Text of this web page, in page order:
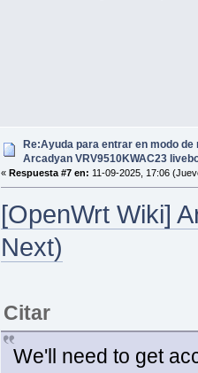
Re:Ayuda para entrar en modo
Arcadyan VRV9510KWAC23
« Respuesta #7 en: 11-09-2025, 17:06
[OpenWrt Wiki]
Next)
Citar
We'll need to get